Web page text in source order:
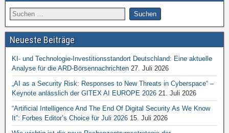
Neueste Beiträge
KI- und Technologie-Investitionsstandort Deutschland: Eine aktuelle
Analyse für die ARD-Börsennachrichten 27. Juli 2026
„AI as a Security Risk: Responses to New Threats in Cyberspace“ –
Keynote anlässlich der GITEX AI EUROPE 2026 21. Juli 2026
“Artificial Intelligence And The End Of Digital Security As We Know
It”: Forbes Editor’s Choice für Juli 2026 15. Juli 2026